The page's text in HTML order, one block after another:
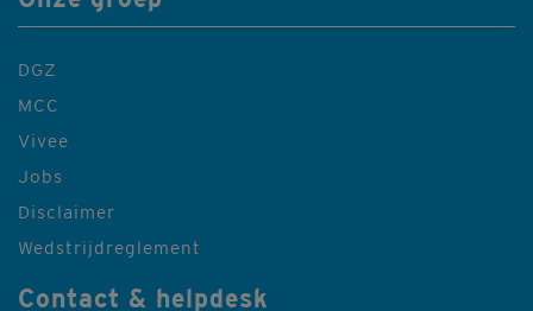
DGZ
MCC
Vivee
Jobs
Disclaimer
Wedstrijdreglement
Contact & helpdesk